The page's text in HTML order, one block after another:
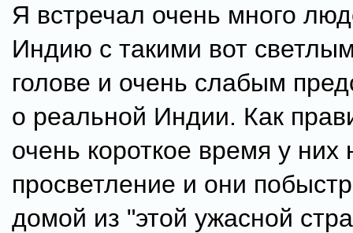
Я встречал очень много
Индию с такими вот
голове и очень слабым
о реальной Индии. Как
очень короткое время у них
просветление и они
домой из "этой ужасной